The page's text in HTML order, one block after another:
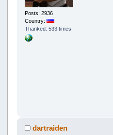
Posts: 2936
Country:
Thanked: 533 times
dartraiden